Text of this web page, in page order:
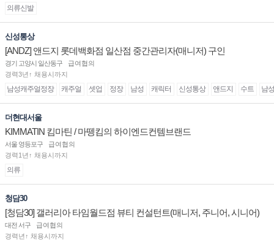
의류신발
신성통상
[ANDZ] 앤드지 롯데백화점 일산점 중간관리자(매니저) 구인
경기 고양시 일산동구
급여협의
경력3년↑ 채용시까지
남성캐주얼정장 캐주얼 셋업 정장 남성 캐릭터 신성통상 앤드지 수트 남
더현대서울
KIMMATIN 킴마틴 / 마뗑킴의 하이엔드컨템브랜드
서울 영등포구
급여협의
경력1년↑ 채용시까지
의류
청담30
[청담30] 갤러리아 타임월드점 뷰티 컨설턴트(매니저, 주니어, 시니어)
채용
대전 서구
급여협의
경력년↑ 채용시까지